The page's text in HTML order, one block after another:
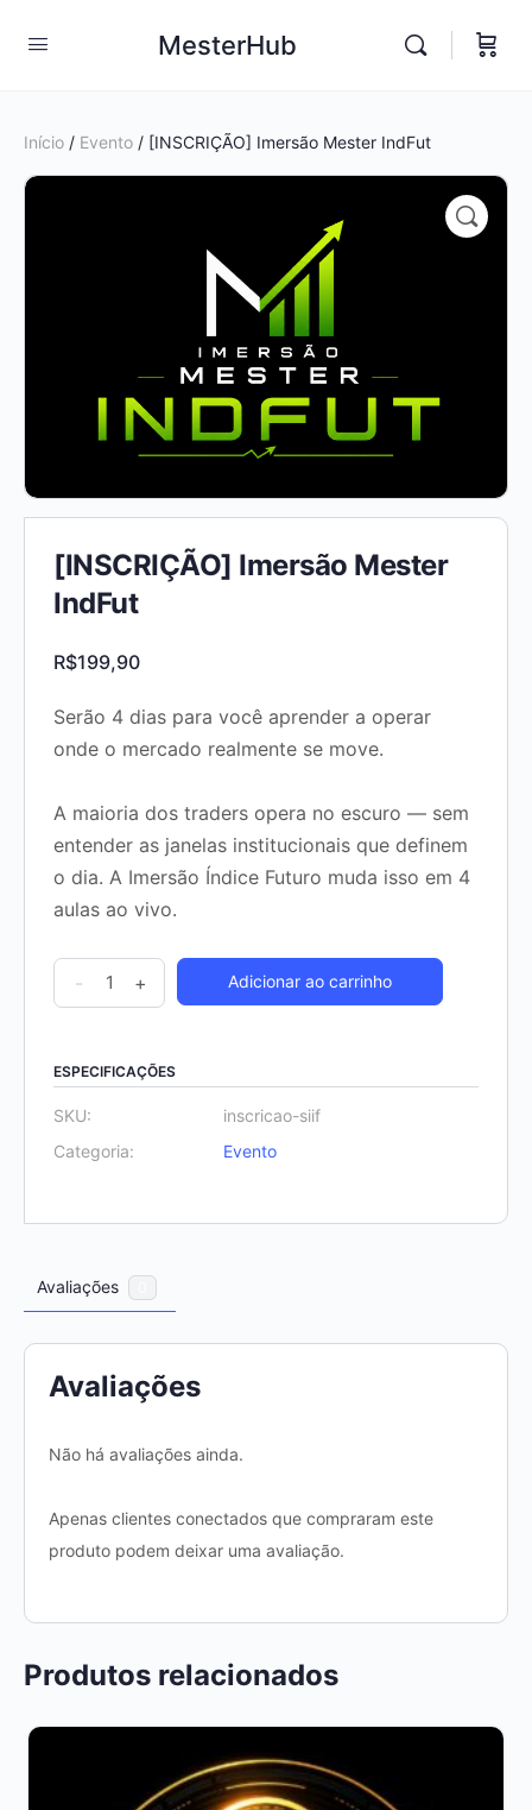
MesterHub
Início / Evento / [INSCRIÇÃO] Imersão Mester IndFut
[INSCRIÇÃO] Imersão Mester
IndFut
R$199,90
Serão 4 dias para você aprender a operar
onde o mercado realmente se move.
A maioria dos traders opera no escuro — sem
entender as janelas institucionais que definem
o dia. A Imersão Índice Futuro muda isso em 4
aulas ao vivo.
- + Adicionar ao carrinho
ESPECIFICAÇÕES
SKU:
inscricao-siif
Categoria:
Evento
Avaliações
Avaliações
Não há avaliações ainda.
Apenas clientes conectados que compraram este
produto podem deixar uma avaliação.
Produtos relacionados